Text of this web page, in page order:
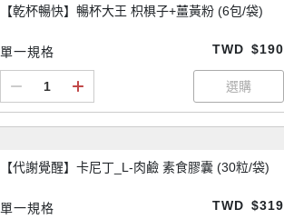
【乾杯暢快】暢杯大王 枳椇子+薑黃粉 (6包/袋)
單一規格 TWD $190
【代謝覺醒】卡尼丁_L-肉鹼 素食膠囊 (30粒/袋)
單一規格 TWD $319